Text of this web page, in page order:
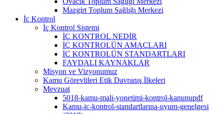
Mazgirt Toplum Sağlığı Merkezi
İç Kontrol
İç Kontrol Sistemi
İÇ KONTROL NEDİR
İÇ KONTROLÜN AMAÇLARI
İÇ KONTROLÜN STANDARTLARI
FAYDALI KAYNAKLAR
Misyon ve Vizyonumuz
Kamu Görevlileri Etik Davranış İlkeleri
Mevzuat
5018-kamu-mali-yonetimi-kontrol-kanunupdf
Kamu-ic-kontrol-standartlarına-uyum-genelgesi